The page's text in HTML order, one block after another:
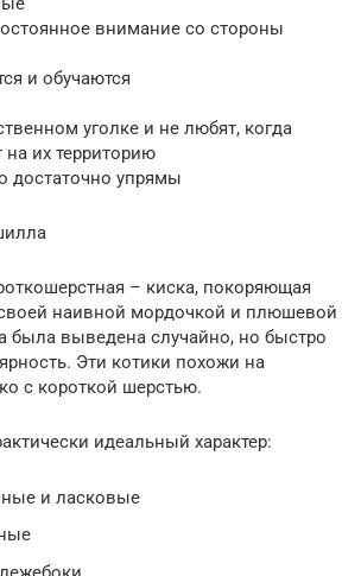
внимание со стороны
и обучаются
уголке и не любят, когда
на их территорию
достаточно упрямы
– киска, покоряющая
наивной мордочкой и плюшевой
была выведена случайно, но быстро
Эти котики похожи на
с короткой шерстью.
идеальный характер:
и ласковые